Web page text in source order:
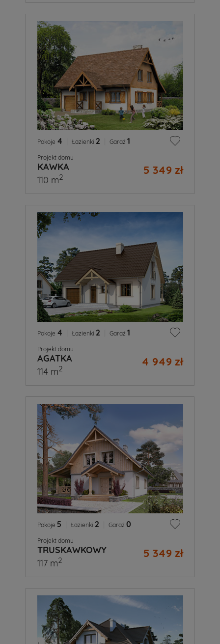
Pokoje 4 Łazienki 2 Garaż 1
Projekt domu
KAWKA 5 349 zł
110 m2
Pokoje 4 Łazienki 2 Garaż 1
Projekt domu
AGATKA 4 949 zł
114 m2
Pokoje 5 Łazienki 2 Garaż 0
Projekt domu
TRUSKAWKOWY 5 349 zł
117 m2